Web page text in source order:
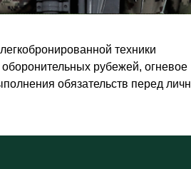
техники
рубежей, огневое
обязательств перед